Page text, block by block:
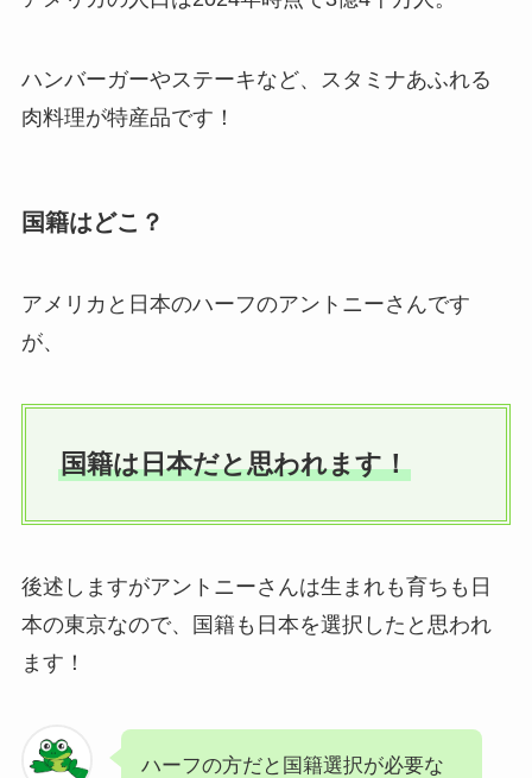
ハンバーガーやステーキなど、スタミナあふれる
肉料理が特産品です！
国籍はどこ？
アメリカと日本のハーフのアントニーさんです
が、
国籍は日本だと思われます！
後述しますがアントニーさんは生まれも育ちも日
本の東京なので、国籍も日本を選択したと思われ
ます！
ハーフの方だと国籍選択が必要な